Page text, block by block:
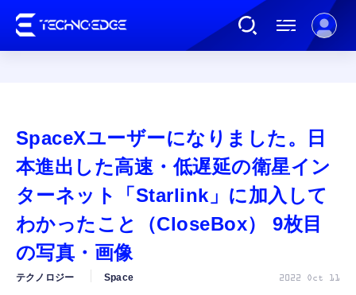
AI
ガジェット
SpaceXユーザーになりました。日
本進出した高速・低遅延の衛星イン
ターネット「Starlink」に加入して
わかったこと（CloseBox） 9枚目
の写真・画像
テクノロジー Space 2022 Oct 11